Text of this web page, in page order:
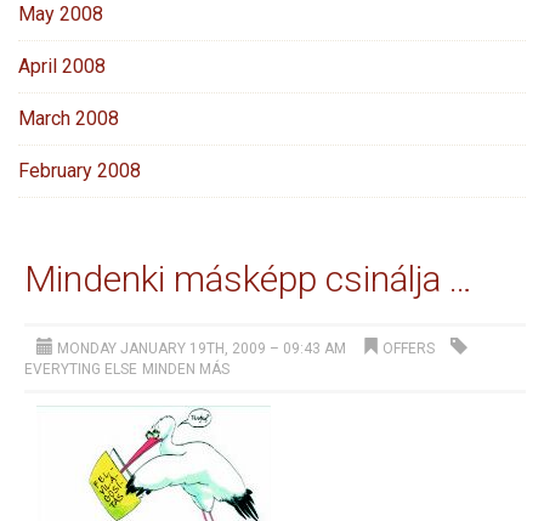
May 2008
April 2008
March 2008
February 2008
Mindenki másképp csinálja …
MONDAY JANUARY 19TH, 2009 – 09:43 AM
OFFERS
EVERYTING ELSE MINDEN MÁS